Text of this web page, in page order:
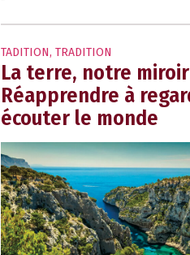
TADITION, TRADITION
La terre, notre
Réapprendre à
écouter le monde